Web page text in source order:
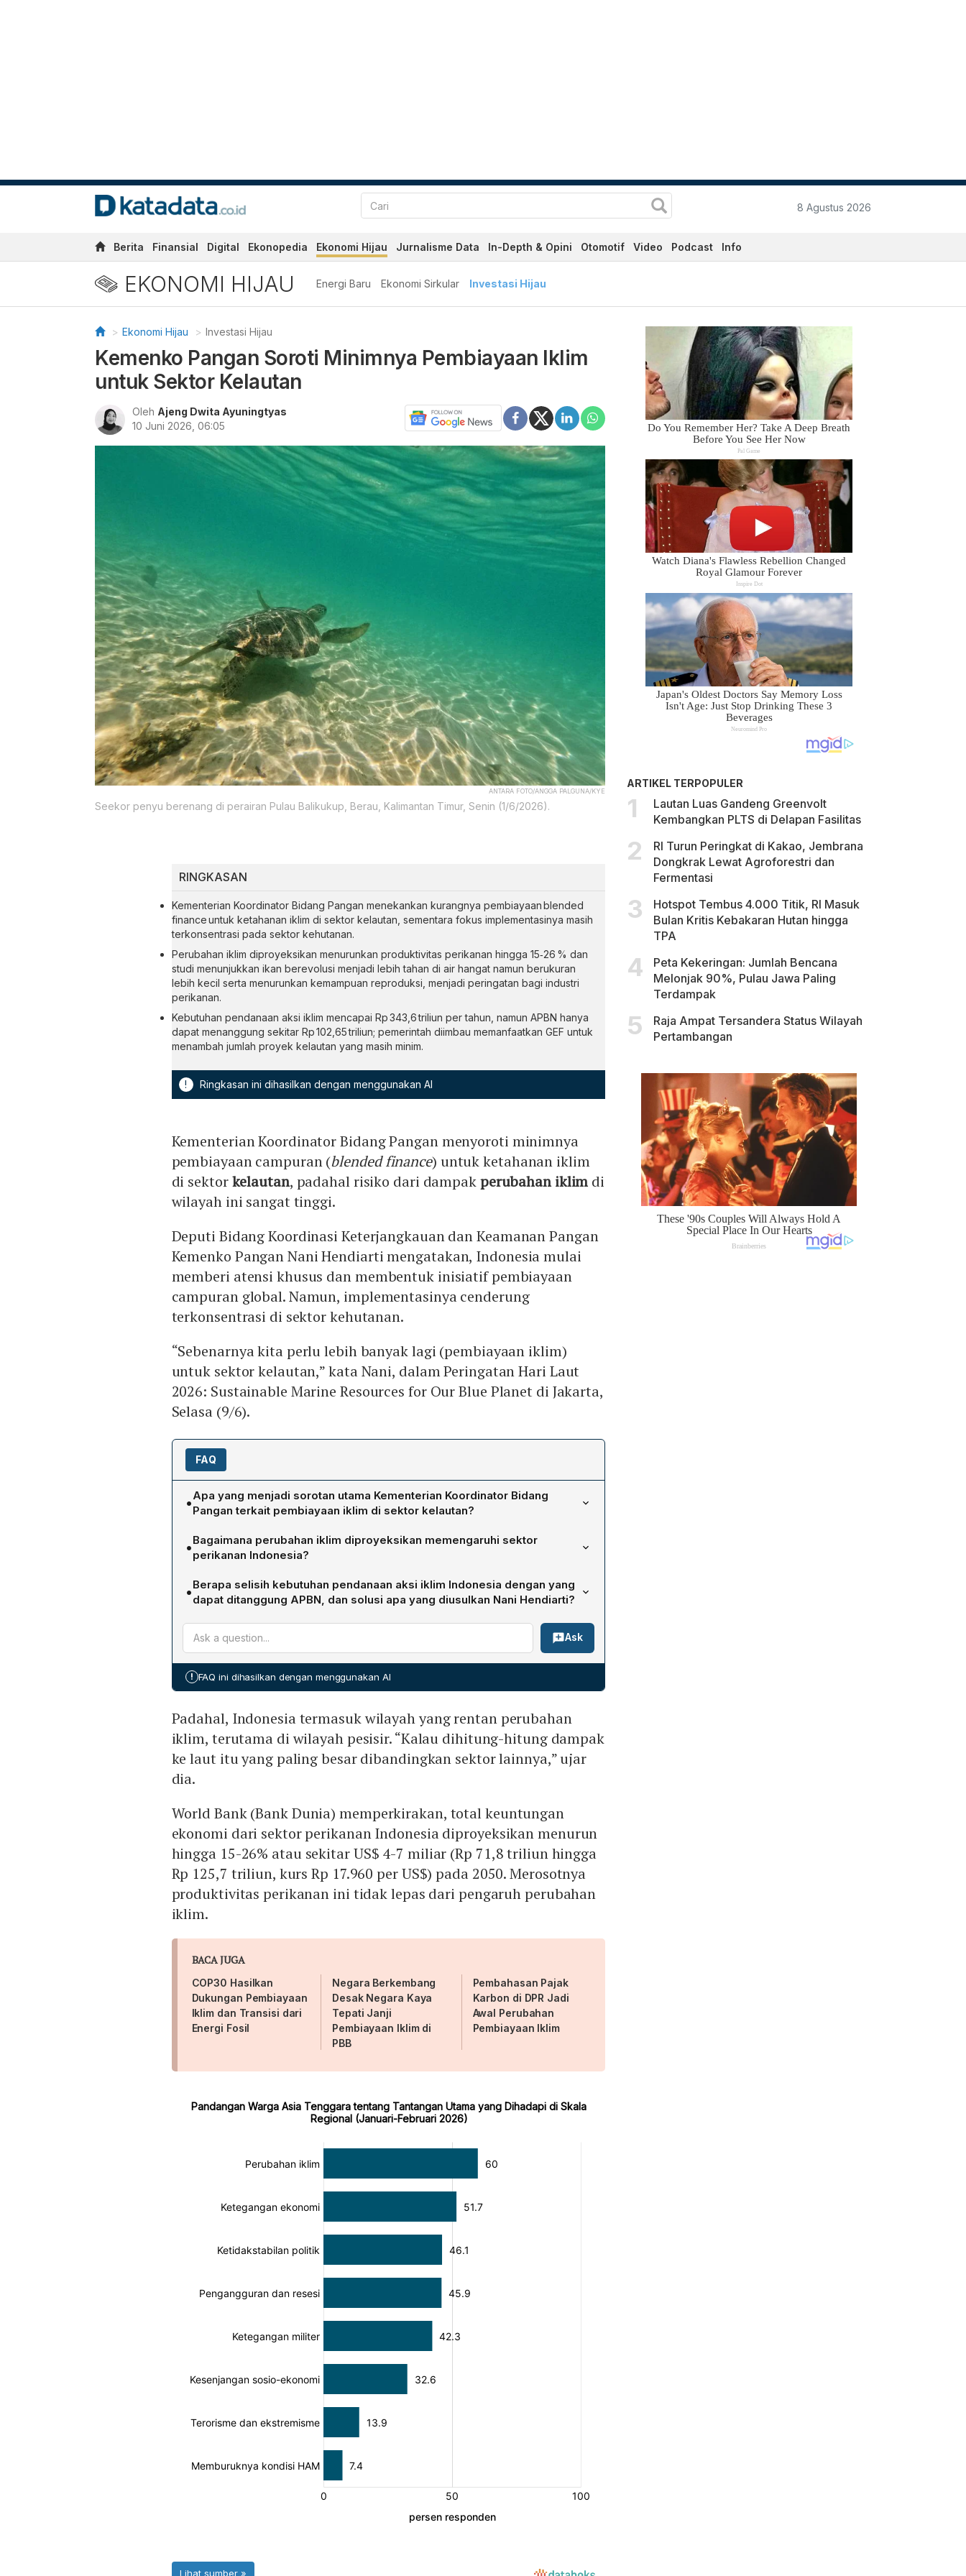
8 Agustus 2026
Berita Finansial Digital Ekonopedia Ekonomi Hijau Jurnalisme Data In-Depth & Opini Otomotif Video Podcast Info
EKONOMI HIJAU Energi Baru Ekonomi Sirkular Investasi Hijau
Ekonomi Hijau Investasi Hijau
Kemenko Pangan Soroti Minimnya Pembiayaan Iklim
untuk Sektor Kelautan
Oleh Ajeng Dwita Ayuningtyas
10 Juni 2026, 06:05
ANTARA FOTO/ANGGA PALGUNA/KYE
Seekor penyu berenang di perairan Pulau Balikukup, Berau, Kalimantan Timur, Senin (1/6/2026).
RINGKASAN
Kementerian Koordinator Bidang Pangan menekankan kurangnya pembiayaan blended
finance untuk ketahanan iklim di sektor kelautan, sementara fokus implementasinya masih
terkonsentrasi pada sektor kehutanan.
Perubahan iklim diproyeksikan menurunkan produktivitas perikanan hingga 15‑26 % dan
studi menunjukkan ikan berevolusi menjadi lebih tahan di air hangat namun berukuran
lebih kecil serta menurunkan kemampuan reproduksi, menjadi peringatan bagi industri
perikanan.
Kebutuhan pendanaan aksi iklim mencapai Rp 343,6 triliun per tahun, namun APBN hanya
dapat menanggung sekitar Rp 102,65 triliun; pemerintah diimbau memanfaatkan GEF untuk
menambah jumlah proyek kelautan yang masih minim.
! Ringkasan ini dihasilkan dengan menggunakan AI
Kementerian Koordinator Bidang Pangan menyoroti minimnya
pembiayaan campuran (blended finance) untuk ketahanan iklim
di sektorkelautan, padahal risiko dari dampakperubahan iklim di
wilayah ini sangat tinggi.
Deputi Bidang Koordinasi Keterjangkauan dan Keamanan Pangan
Kemenko Pangan Nani Hendiarti mengatakan, Indonesia mulai
memberi atensi khusus dan membentuk inisiatif pembiayaan
campuran global. Namun, implementasinya cenderung
terkonsentrasi di sektor kehutanan.
“Sebenarnya kita perlu lebih banyak lagi (pembiayaan iklim)
untuk sektor kelautan,” kata Nani, dalam Peringatan Hari Laut
2026: Sustainable Marine Resources for Our Blue Planet di Jakarta,
Selasa (9/6).
FAQ
•Apa yang menjadi sorotan utama Kementerian Koordinator Bidang
Pangan terkait pembiayaan iklim di sektor kelautan?
Kemenko Pangan menyoroti minimnya pembiayaan campuran (blended finance)
untuk ketahanan iklim di sektor kelautan, padahal wilayah pesisir Indonesia memiliki
global sudah dibentuk, implementasinya masih terkonsentrasi pada sektor
kehutanan, sehingga sektor kelautan belum memperoleh alokasi dana yang
•Bagaimana perubahan iklim diproyeksikan memengaruhi sektor
perikanan Indonesia?
World Bank memperkirakan pendapatan ekonomi sektor perikanan Indonesia dapat
turun 15‑26% atau US$4‑7 miliar pada 2050 akibat perubahan iklim. Riset
menunjukkan ikan berevolusi menjadi lebih tahan terhadap air hangat, namun
berukuran lebih kecil dan kemampuan reproduksi menurun, sehingga produktivitas
perikanan menurun serta menimbulkan ancaman bagi industri perikanan global.
•Berapa selisih kebutuhan pendanaan aksi iklim Indonesia dengan yang
dapat ditanggung APBN, dan solusi apa yang diusulkan Nani Hendiarti?
Total kebutuhan pendanaan aksi iklim Indonesia mencapai Rp 343,6 triliun per tahun,
sementara APBN hanya dapat menanggung sekitar Rp 102,65 triliun per tahun,
meninggalkan kesenjangan signifikan. Nani mengusulkan pemanfaatan Global
48 proyek GEF, meskipun proyek kelautan masih sangat minim.
Ask
! FAQ ini dihasilkan dengan menggunakan AI
Padahal, Indonesia termasuk wilayah yang rentan perubahan
iklim, terutama di wilayah pesisir. “Kalau dihitung-hitung dampak
ke laut itu yang paling besar dibandingkan sektor lainnya,” ujar
dia.
World Bank (Bank Dunia) memperkirakan, total keuntungan
ekonomi dari sektor perikanan Indonesia diproyeksikan menurun
hingga 15-26% atau sekitar US$ 4-7 miliar (Rp 71,8 triliun hingga
Rp 125,7 triliun, kurs Rp 17.960 per US$) pada 2050. Merosotnya
produktivitas perikanan ini tidak lepas dari pengaruh perubahan
iklim.
BACA JUGA
COP30 Hasilkan
Dukungan Pembiayaan
Iklim dan Transisi dari
Energi Fosil
Negara Berkembang
Desak Negara Kaya
Tepati Janji
Pembiayaan Iklim di
PBB
Pembahasan Pajak
Karbon di DPR Jadi
Awal Perubahan
Pembiayaan Iklim
ARTIKEL TERPOPULER
Lautan Luas Gandeng Greenvolt
Kembangkan PLTS di Delapan Fasilitas
RI Turun Peringkat di Kakao, Jembrana
Dongkrak Lewat Agroforestri dan
Fermentasi
Hotspot Tembus 4.000 Titik, RI Masuk
Bulan Kritis Kebakaran Hutan hingga
TPA
Peta Kekeringan: Jumlah Bencana
Melonjak 90%, Pulau Jawa Paling
Terdampak
Raja Ampat Tersandera Status Wilayah
Pertambangan